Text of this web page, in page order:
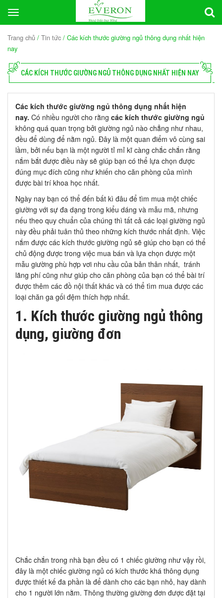
Toggle
navigation
Trang chủ / Tin tức / Các kích thước giường ngủ thông dụng nhất hiện
nay
CÁC KÍCH THƯỚC GIƯỜNG NGỦ THÔNG DỤNG NHẤT HIỆN NAY
Các kích thước giường ngủ thông dụng nhất hiện
nay. Có nhiều người cho rằng các kích thước giường ngủ
không quá quan trọng bởi giường ngủ nào chẳng như nhau,
đều để dùng để nằm ngủ. Đây là một quan điểm vô cùng sai
lầm, bởi nếu bạn là một người tỉ mỉ kĩ càng chắc chắn rằng
nắm bắt được điều này sẽ giúp bạn có thể lựa chọn được
đúng mục đích cũng như khiến cho căn phòng của mình
được bài trí khoa học nhất.
Ngày nay bạn có thể đến bất kì đâu để tìm mua một chiếc
giường với sự đa dạng trong kiểu dáng và mẫu mã, nhưng
nếu theo quy chuẩn của chúng thì tất cả các loại giường ngủ
này đều phải tuân thủ theo những kích thước nhất định. Việc
nắm được các kích thước giường ngủ sẽ giúp cho bạn có thể
chủ động được trong việc mua bán và lựa chọn được một
mẫu giường phù hợp vơi nhu cầu của bản thân nhất, tránh
lãng phí cũng như giúp cho căn phòng của bạn có thể bài trí
được thêm các đồ nội thất khác và có thể tìm mua được các
loại chăn ga gối đệm thích hợp nhất.
1. Kích thước giường ngủ thông
dụng, giường đơn
Chắc chắn trong nhà bạn đều có 1 chiếc giường như vậy rồi,
đây là một chiếc giường ngủ có kích thước khá thông dụng
được thiết kế đa phần là để dành cho các bạn nhỏ, hay dành
cho 1 người lớn nằm. Thông thường giường đơn được đặt tại